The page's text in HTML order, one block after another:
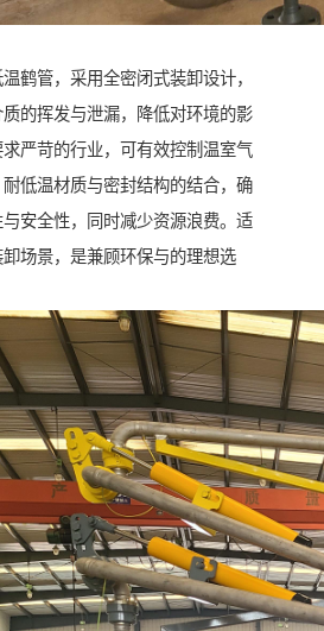
鹤管，采用全密闭式装卸设计，
的挥发与泄漏，降低对环境的影
严苛的行业，可有效控制温室气
低温材质与密封结构的结合，确
安全性，同时减少资源浪费。适
场景，是兼顾环保与的理想选